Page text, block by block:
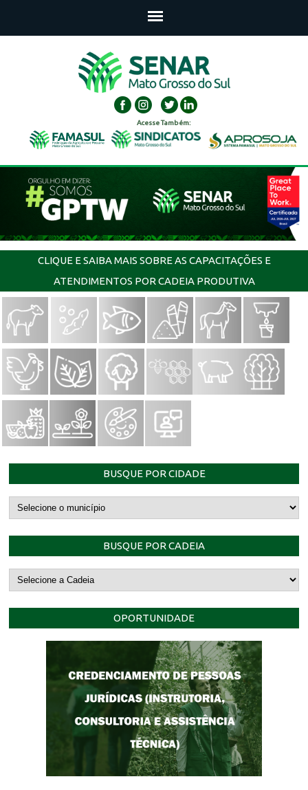
Acesse Também:
CLIQUE E SAIBA MAIS SOBRE AS CAPACITAÇÕES E
ATENDIMENTOS POR CADEIA PRODUTIVA
BUSQUE POR CIDADE
BUSQUE POR CADEIA
OPORTUNIDADE